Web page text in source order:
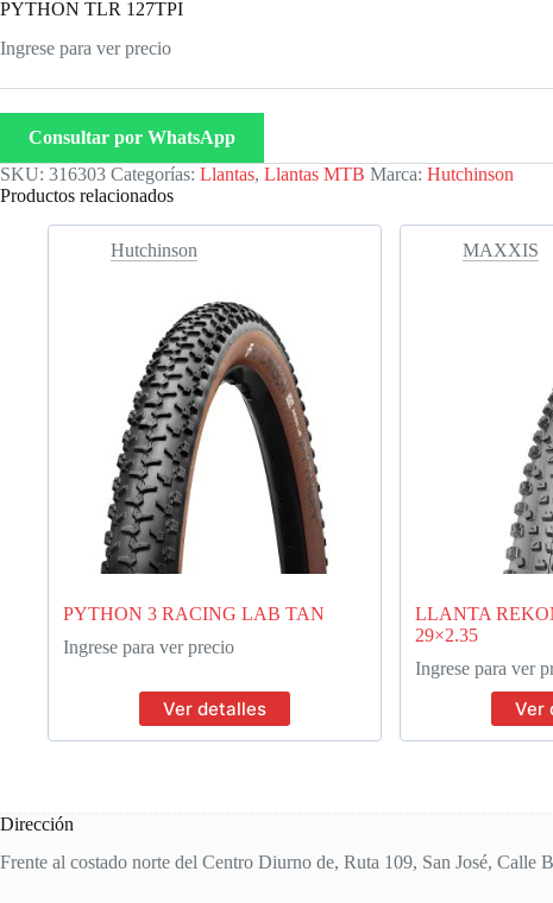
PYTHON TLR 127TPI
Ingrese para ver precio
Consultar por WhatsApp
SKU: 316303 Categorías: Llantas, Llantas MTB Marca: Hutchinson
Productos relacionados
Hutchinson
PYTHON 3 RACING LAB TAN
Ingrese para ver precio
Ver detalles
MAXXIS
LLANTA
29×2.35
Ingrese para ver
Ver
Dirección
Frente al costado norte del Centro Diurno de, Ruta 109, San José, Calle